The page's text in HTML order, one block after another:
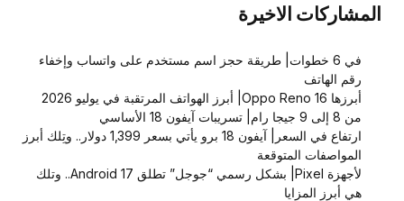
المشاركات الاخيرة
في 6 خطوات| طريقة حجز اسم مستخدم على واتساب وإخفاء
رقم الهاتف
أبرزها Oppo Reno 16| أبرز الهواتف المرتقبة في يوليو 2026
من 8 إلى 9 جيجا رام| تسريبات آيفون 18 الأساسي
ارتفاع في السعر| آيفون 18 برو يأتي بسعر 1,399 دولار.. وتِلك أبرز
المواصفات المتوقعة
لأجهزة Pixel| بشكل رسمي “جوجل” تطلق Android 17.. وتلك
هي أبرز المزايا